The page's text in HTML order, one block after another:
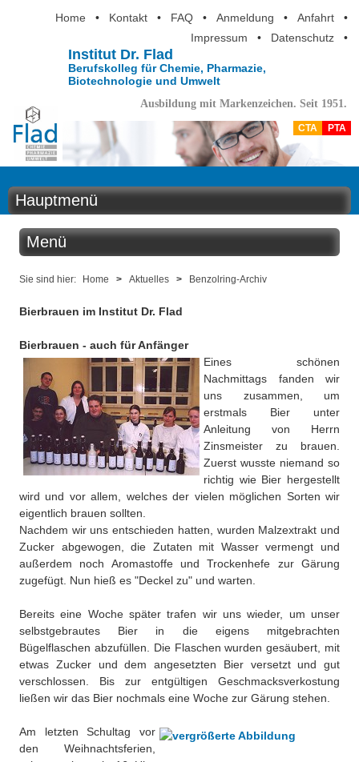
Home • Kontakt • FAQ • Anmeldung • Anfahrt
•
Impressum
• Datenschutz •
Institut Dr. Flad
Berufskolleg für Chemie, Pharmazie,
Biotechnologie und Umwelt
Ausbildung mit Markenzeichen. Seit 1951.
CTA PTA
Hauptmenü
Home
Über uns
Besonderheiten
Projekte
Eduthek
Menü
Aktuelles
QM-Zertifizierung nach SGB III / AZAV
Preisrätsel
Unsere Linktipps
Benzolring-Archiv
Sie sind hier: Home > Aktuelles > Benzolring-Archiv
Bierbrauen im Institut Dr. Flad
Bierbrauen - auch für Anfänger
Eines schönen
Nachmittags fanden wir
uns zusammen, um
erstmals Bier unter
Anleitung von Herrn
Zinsmeister zu brauen.
Zuerst wusste niemand so
richtig wie Bier hergestellt
wird und vor allem, welches der vielen möglichen Sorten wir
eigentlich brauen sollten.
Nachdem wir uns entschieden hatten, wurden Malzextrakt und
Zucker abgewogen, die Zutaten mit Wasser vermengt und
außerdem noch Aromastoffe und Trockenhefe zur Gärung
zugefügt. Nun hieß es "Deckel zu" und warten.
Bereits eine Woche später trafen wir uns wieder, um unser
selbstgebrautes Bier in die eigens mitgebrachten
Bügelflaschen abzufüllen. Die Flaschen wurden gesäubert, mit
etwas Zucker und dem angesetzten Bier versetzt und gut
verschlossen. Bis zur entgültigen Geschmacksverkostung
ließen wir das Bier nochmals eine Woche zur Gärung stehen.
Am letzten Schultag vor
den Weihnachtsferien,